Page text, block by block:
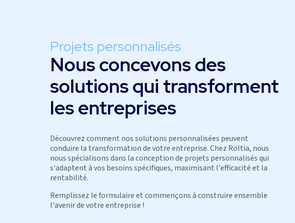
Projets personnalisés
Nous concevons des
solutions qui transforment
les entreprises
Découvrez comment nos solutions personnalisées peuvent
conduire la transformation de votre entreprise. Chez Roltia, nous
nous spécialisons dans la conception de projets personnalisés qui
s'adaptent à vos besoins spécifiques, maximisant l'efficacité et la
rentabilité.
Remplissez le formulaire et commençons à construire ensemble
l'avenir de votre entreprise !